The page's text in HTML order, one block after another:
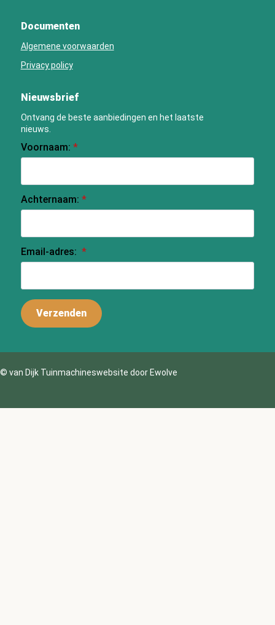
Documenten
Algemene voorwaarden
Privacy policy
Nieuwsbrief
Ontvang de beste aanbiedingen en het laatste
nieuws.
Voornaam: *
Achternaam: *
Email-adres: *
Verzenden
© van Dijk Tuinmachineswebsite door Ewolve